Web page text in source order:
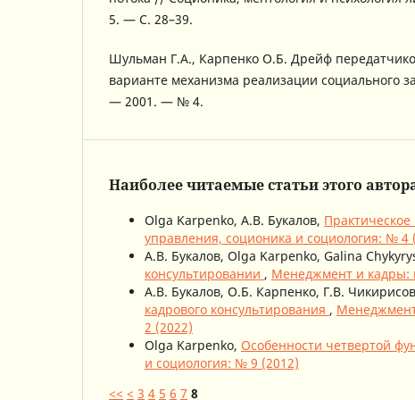
5. — С. 28–39.
Шульман Г.А., Карпенко О.Б. Дрейф
варианте механизма реализации социального
— 2001. — № 4.
Наиболее читаемые статьи этого
Olga Karpenko, А.В. Букалов,
управления, соционика и социология: № 4
А.В. Букалов, Olga Karpenko, Galina
консультировании , Менеджмент и кадры:
А.В. Букалов, О.Б. Карпенко, Г.В.
кадрового консультирования ,
2 (2022)
Olga Karpenko, Особенности четвертой
и социология: № 9 (2012)
<< < 3 4 5 6 7 8